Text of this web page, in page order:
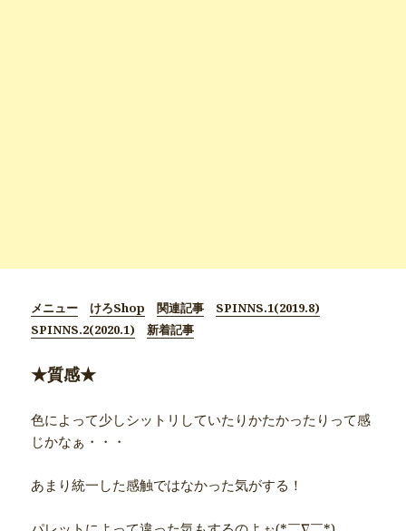
メニュー けろShop 関連記事
SPINNS.1(2019.8)
SPINNS.2(2020.1)
新着記事
★質感★
色によって少しシットリしていたりかたかったりって感
じかなぁ・・・
あまり統一した感触ではなかった気がする！